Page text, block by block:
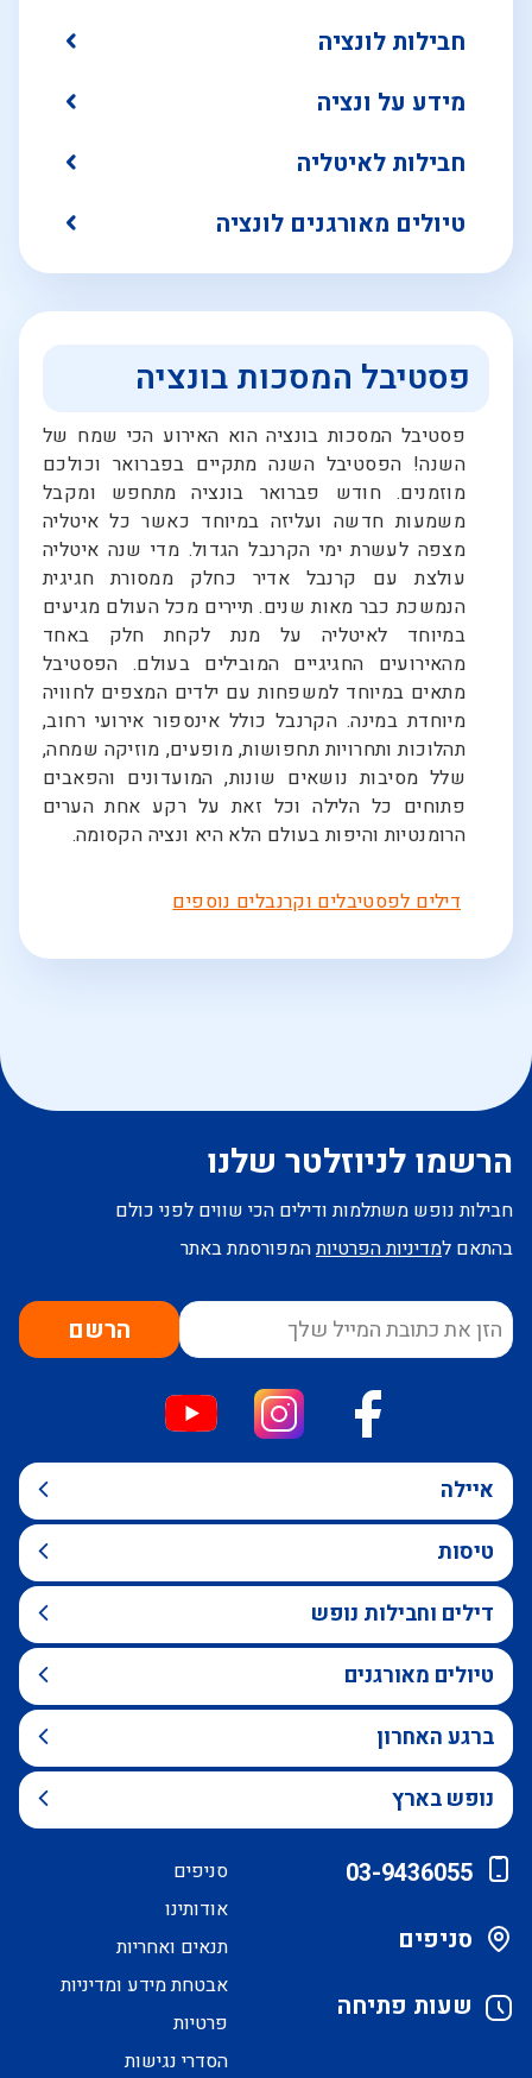
חבילות לונציה
מידע על ונציה
חבילות לאיטליה
טיולים מאורגנים לונציה
פסטיבל המסכות בונציה
פסטיבל המסכות בונציה הוא האירוע הכי שמח של
השנה! הפסטיבל השנה מתקיים בפברואר וכולכם
מוזמנים. חודש פברואר בונציה מתחפש ומקבל
משמעות חדשה ועליזה במיוחד כאשר כל איטליה
מצפה לעשרת ימי הקרנבל הגדול. מדי שנה איטליה
עולצת עם קרנבל אדיר כחלק ממסורת חגיגית
הנמשכת כבר מאות שנים. תיירים מכל העולם מגיעים
במיוחד לאיטליה על מנת לקחת חלק באחד
מהאירועים החגיגיים המובילים בעולם. הפסטיבל
מתאים במיוחד למשפחות עם ילדים המצפים לחוויה
מיוחדת במינה. הקרנבל כולל אינספור אירועי רחוב,
תהלוכות ותחרויות תחפושות, מופעים, מוזיקה שמחה,
שלל מסיבות נושאים שונות, המועדונים והפאבים
פתוחים כל הלילה וכל זאת על רקע אחת הערים
הרומנטיות והיפות בעולם הלא היא ונציה הקסומה.
דילים לפסטיבלים וקרנבלים נוספים
הרשמו לניוזלטר שלנו
חבילות נופש משתלמות ודילים הכי שווים לפני כולם
בהתאם למדיניות הפרטיותהמפורסמת באתר
הרשם
איילה
טיסות
דילים וחבילות נופש
טיולים מאורגנים
ברגע האחרון
נופש בארץ
03-9436055
סניפים
שעות פתיחה
סניפים
אודותינו
תנאים ואחריות
אבטחת מידע ומדיניות
פרטיות
הסדרי נגישות